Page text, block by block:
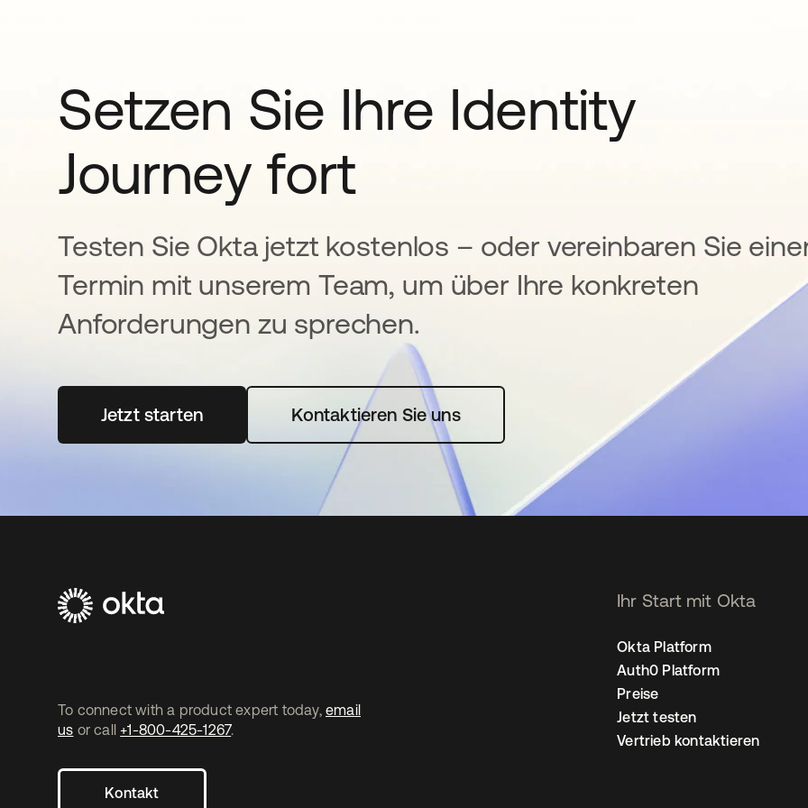
Setzen Sie Ihre Identity
Journey fort
Testen Sie Okta jetzt kostenlos – oder vereinbaren Sie
Termin mit unserem Team, um über Ihre konkreten
Anforderungen zu sprechen.
Jetzt startenwird in einer neuen Registerkarte geöffnet
Kontaktieren Sie uns
To connect with a product expert today, email
us or call +1-800-425-1267.
Kontakt
Ihr Start mit Okta
Okta Platform
Auth0 Platform
Preise
Jetzt testen
Vertrieb kontaktieren